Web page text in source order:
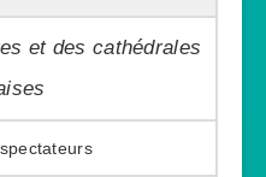
et des cathédrales